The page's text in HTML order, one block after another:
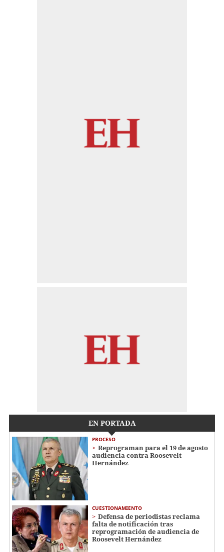
EN PORTADA
PROCESO
Reprograman para el 19 de agosto
audiencia contra Roosevelt
Hernández
CUESTIONAMIENTO
Defensa de periodistas reclama
falta de notificación tras
reprogramación de audiencia de
Roosevelt Hernández